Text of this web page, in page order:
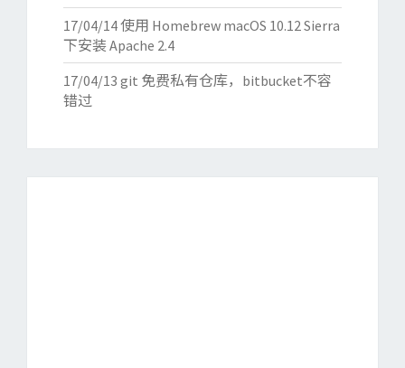
17/04/14使用 Homebrew macOS 10.12 Sierra
下安装 Apache 2.4
17/04/13 git 免费私有仓库，bitbucket不容
错过